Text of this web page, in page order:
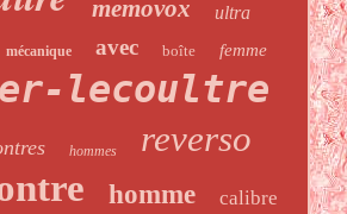
memovox ultra
mécanique avec boîte femme
lecoultre
hommes reverso
homme calibre